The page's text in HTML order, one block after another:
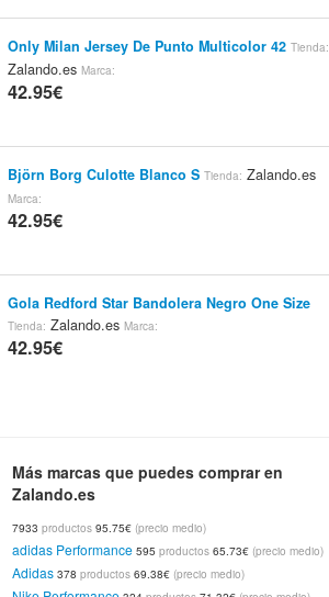
Only Milan Jersey De Punto Multicolor 42 Tienda:
Zalando.es Marca:
42.95€
Björn Borg Culotte Blanco S Tienda: Zalando.es
Marca:
42.95€
Gola Redford Star Bandolera Negro One Size
Tienda: Zalando.es Marca:
42.95€
42.95€
Converse Kids Slim Hi Zapatillas Altas Azul 29
Tienda:Zalando.esMarca:
Más marcas que puedes comprar en
Zalando.es
7933productos 95.75€ (precio medio)
adidas Performance 595productos 65.73€ (precio medio)
Adidas 378productos 69.38€ (precio medio)